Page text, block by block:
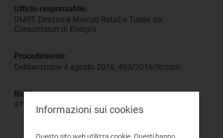
Ufficio responsabile:
DMRT Direzione Mercati Retail e Tutele dei
Consumatori di Energia
Procedimento:
Deliberazione 4 agosto 2016, 463/2016/R/com
Riunione:
979
Informazioni sui cookies
Questo sito web utilizza cookie. Questi hanno